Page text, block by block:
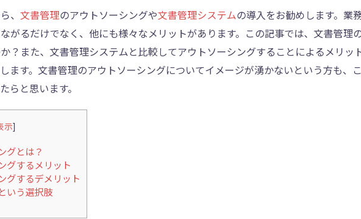
、 文書管理のアウトソーシングや文書管理システムの導入をお勧めします。業
がるだけでなく、他にも様々なメリットがあります。この記事では、文書管理
？また、文書管理システムと比較してアウトソーシングすることによるメリッ
ます。文書管理のアウトソーシングについてイメージが湧かないという方も、
らと思います。
示]
グとは？
グするメリット
グするデメリット
いう選択肢